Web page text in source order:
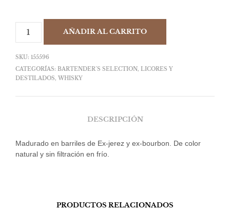
AÑADIR AL CARRITO
SKU: 155596
CATEGORÍAS: BARTENDER´S SELECTION, LICORES Y
DESTILADOS, WHISKY
DESCRIPCIÓN
Madurado en barriles de Ex-jerez y ex-bourbon. De color
natural y sin filtración en frío.
PRODUCTOS RELACIONADOS